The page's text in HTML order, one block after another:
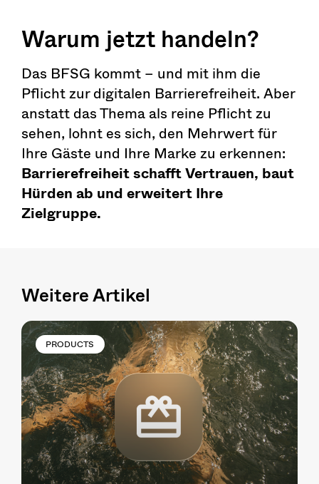
Warum jetzt handeln?
Das BFSG kommt – und mit ihm die
Pflicht zur digitalen Barrierefreiheit. Aber
anstatt das Thema als reine Pflicht zu
sehen, lohnt es sich, den Mehrwert für
Ihre Gäste und Ihre Marke zu erkennen:
Barrierefreiheit schafft Vertrauen, baut
Hürden ab und erweitert Ihre
Zielgruppe.
Weitere Artikel
PRODUCTS